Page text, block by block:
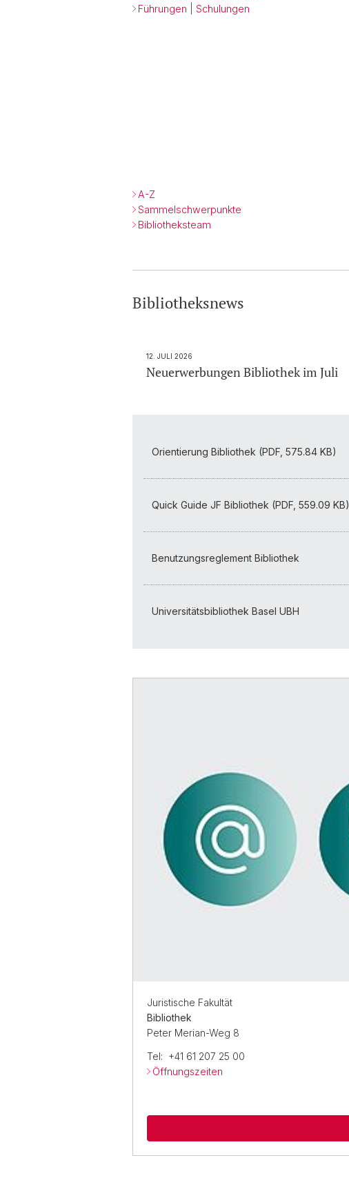
Führungen | Schulungen
A-Z
Sammelschwerpunkte
Bibliotheksteam
Bibliotheksnews
12. JULI 2026
Neuerwerbungen Bibliothek im Juli
Orientierung Bibliothek (PDF, 575.84 KB)
Quick Guide JF Bibliothek (PDF, 559.09 KB)
Benutzungsreglement Bibliothek
Universitätsbibliothek Basel UBH
Juristische Fakultät
Bibliothek
Peter Merian-Weg 8
Tel: +41 61 207 25 00
Öffnungszeiten